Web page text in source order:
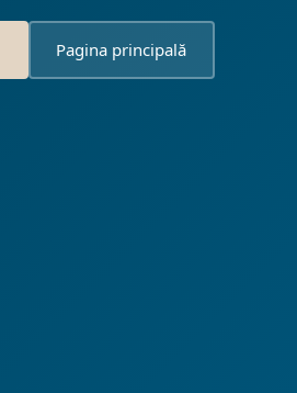
Pagina principală